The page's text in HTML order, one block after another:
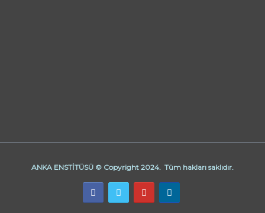
ANKA ENSTİTÜSÜ © Copyright 2024. Tüm hakları saklıdır.